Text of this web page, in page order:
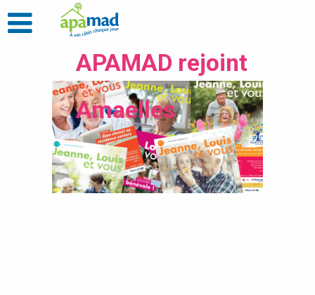
APAMAD rejoint
Amaelles